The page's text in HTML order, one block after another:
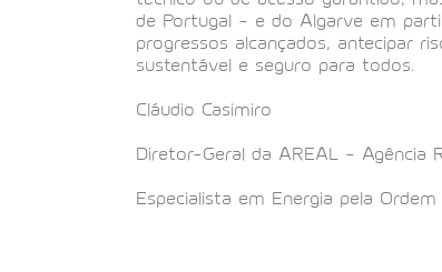
de Portugal – e do Algarve em
progressos alcançados, antecipar
sustentável e seguro para todos.
Cláudio Casimiro
Diretor-Geral da AREAL – Agência
Especialista em Energia pela